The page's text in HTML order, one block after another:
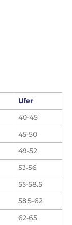
Ufer
40-45
45-50
49-52
53-56
55-58.5
58.5-62
62-65